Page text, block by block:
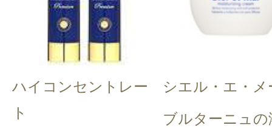
ハイコンセントレー
ト
シエル・エ・メ
ブルターニュの